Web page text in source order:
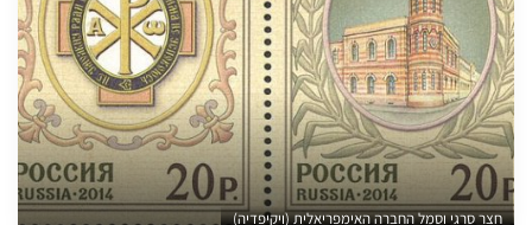
חצר סרגי וסמל החברה האימפריאלית (ויקיפדיה)